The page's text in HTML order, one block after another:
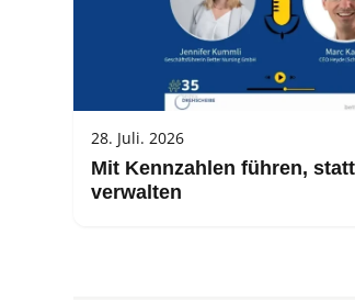
28. Juli. 2026
Mit Kennzahlen führen,
verwalten